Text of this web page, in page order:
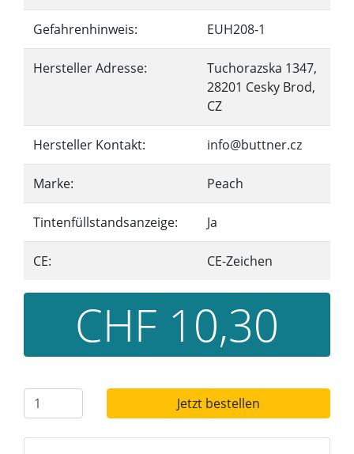
Gefahrenhinweis: EUH208-1
Hersteller Adresse:
Tuchorazska 1347,
28201 Cesky Brod,
CZ
Hersteller Kontakt: info@buttner.cz
Marke: Peach
Tintenfüllstandsanzeige: Ja
CE: CE-Zeichen
CHF 10,30
Jetzt bestellen